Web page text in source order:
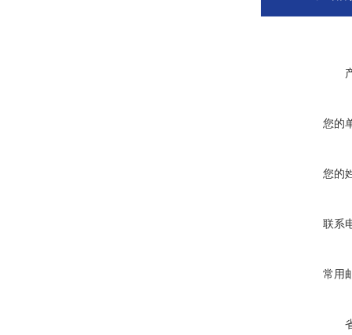
您的
您的
联系
常用